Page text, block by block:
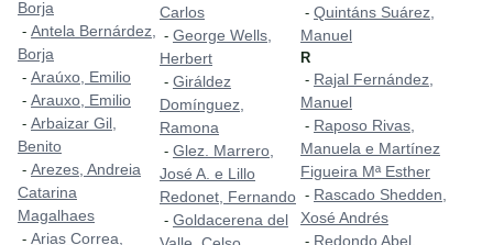
Borja
- Antela Bernárdez,
Borja
- Araúxo, Emilio
- Arauxo, Emilio
- Arbaizar Gil,
Benito
- Arezes, Andreia
Catarina
Magalhaes
- Arias Correa,
Carlos
- George Wells,
Herbert
- Giráldez
Domínguez,
Ramona
- Glez. Marrero,
José A. e Lillo
Redonet, Fernando
- Goldacerena del
- Quintáns Suárez,
Manuel
R
- Rajal Fernández,
Manuel
- Raposo Rivas,
Manuela e Martínez
Figueira Mª Esther
- Rascado Shedden,
Xosé Andrés
- Redondo Abel,